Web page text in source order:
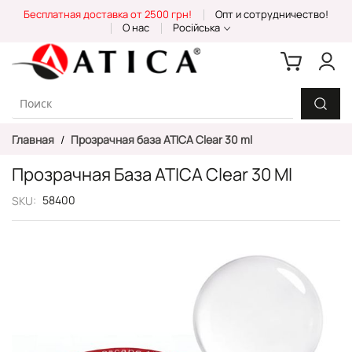
Content
Бесплатная доставка от 2500 грн!
Опт и сотрудничество!
О нас
Російська
Главная Прозрачная база ATICA Clear 30 ml
Прозрачная База ATICA Clear 30 Ml
SKU 58400